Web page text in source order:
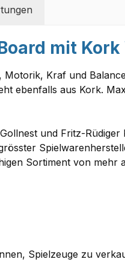
mit
Kraf und
ebenfalls aus Kork.
und Fritz-
Sortiment von mehr
Spielzeuge zu